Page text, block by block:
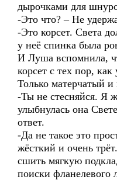
дырочками для
-Это что? – Не
-Это корсет. Света
у неё спинка была
И Луша вспомнила,
корсет с тех пор,
Только матерчатый
-Ты не стесняйся. Я
улыбнулась она
ответ.
-Да не такое это
жёсткий и очень
сшить мягкую
поиски фланелевого